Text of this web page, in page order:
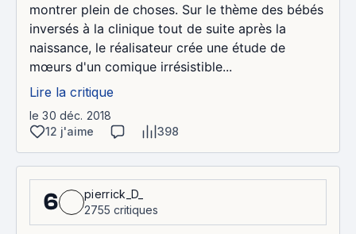
montrer plein de choses. Sur le thème des bébés
inversés à la clinique tout de suite après la
naissance, le réalisateur crée une étude de
mœurs d'un comique irrésistible...
Lire la critique
le 30 déc. 2018
12 j'aime
398
6
pierrick_D_
2755 critiques